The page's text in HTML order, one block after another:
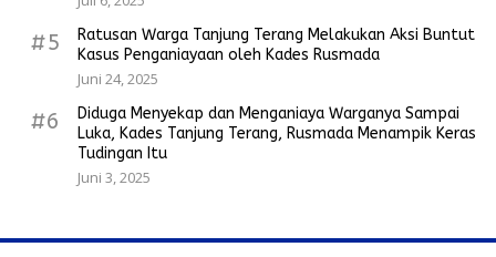
#5
Ratusan Warga Tanjung Terang Melakukan Aksi Buntut
Kasus Penganiayaan oleh Kades Rusmada
Juni 24, 2025
#6
Diduga Menyekap dan Menganiaya Warganya Sampai
Luka, Kades Tanjung Terang, Rusmada Menampik Keras
Tudingan Itu
Juni 3, 2025